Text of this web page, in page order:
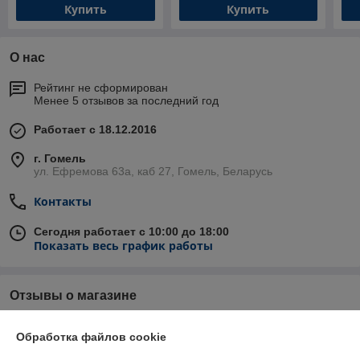
Купить Купить
О нас
Рейтинг не сформирован
Менее 5 отзывов за последний год
Работает с 18.12.2016
г. Гомель
ул. Ефремова 63а, каб 27, Гомель, Беларусь
Контакты
Сегодня работает с 10:00 до 18:00
Показать весь график работы
Отзывы о магазине
Обработка файлов cookie